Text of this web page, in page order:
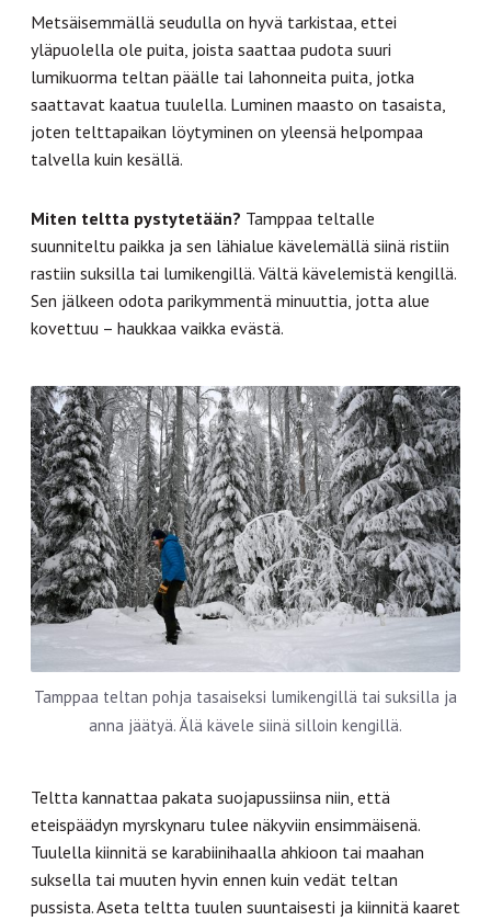
Metsäisemmällä seudulla on hyvä tarkistaa, ettei
yläpuolella ole puita, joista saattaa pudota suuri
lumikuorma teltan päälle tai lahonneita puita, jotka
saattavat kaatua tuulella. Luminen maasto on tasaista,
joten telttapaikan löytyminen on yleensä helpompaa
talvella kuin kesällä.
Miten teltta pystytetään? Tamppaa teltalle
suunniteltu paikka ja sen lähialue kävelemällä siinä ristiin
rastiin suksilla tai lumikengillä. Vältä kävelemistä kengillä.
Sen jälkeen odota parikymmentä minuuttia, jotta alue
kovettuu – haukkaa vaikka evästä.
Tamppaa teltan pohja tasaiseksi lumikengillä tai suksilla ja
anna jäätyä. Älä kävele siinä silloin kengillä.
Teltta kannattaa pakata suojapussiinsa niin, että
eteispäädyn myrskynaru tulee näkyviin ensimmäisenä.
Tuulella kiinnitä se karabiinihaalla ahkioon tai maahan
suksella tai muuten hyvin ennen kuin vedät teltan
pussista. Aseta teltta tuulen suuntaisesti ja kiinnitä kaaret